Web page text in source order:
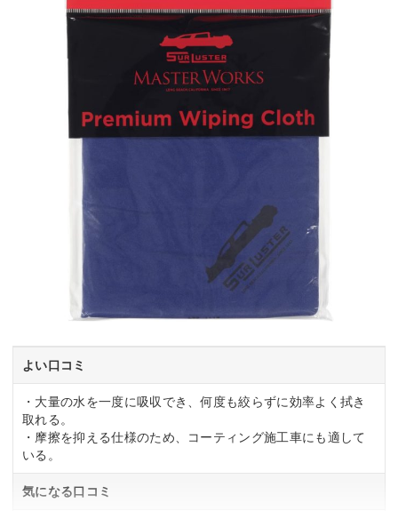
よい口コミ
・大量の水を一度に吸収でき、何度も絞らずに効率よく拭き
取れる。
・摩擦を抑える仕様のため、コーティング施工車にも適して
いる。
気になる口コミ